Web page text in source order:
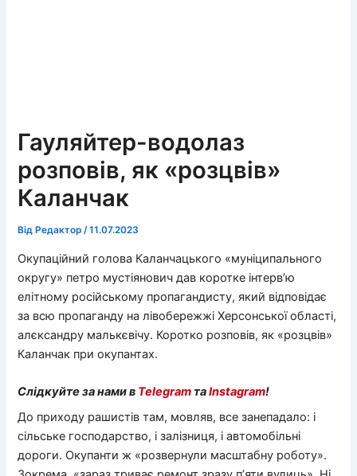
Гауляйтер-водолаз
розповів, як «розцвів»
Каланчак
Від Редактор/11.07.2023
Окупаційний голова Каланчацького «муніципального
округу» петро мустіянович дав коротке інтерв’ю
елітному російському пропагандисту, який відповідає
за всю пропаганду на лівобережжі Херсонської області,
алєксандру малькєвічу. Коротко розповів, як «розцвів»
Каланчак при окупантах.
Слідкуйте за нами в Telegram таInstagram!
До приходу рашистів там, мовляв, все занепадало: і
сільське господарство, і залізниця, і автомобільні
дороги. Окупанти ж «розвернули масштабну роботу».